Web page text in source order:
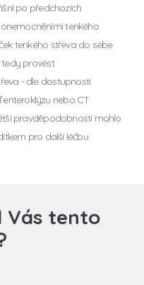
po předchozích
tenkého
tenkého střeva do sebe
tedy provést
- dle dostupnosti
nebo CT
pravděpodobností mohlo
pro další léčbu.
Vás tento